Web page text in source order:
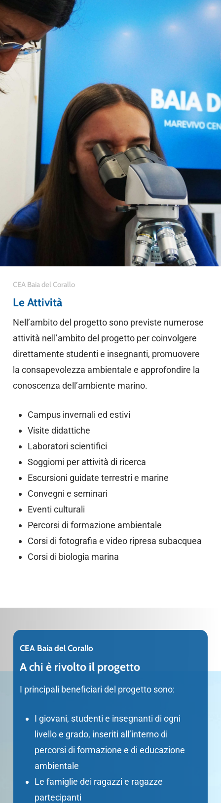
CEA Baia del Corallo
Le Attività
Nell’ambito del progetto sono previste numerose
attività nell’ambito del progetto per coinvolgere
direttamente studenti e insegnanti, promuovere
la consapevolezza ambientale e approfondire la
conoscenza dell’ambiente marino.
Campus invernali ed estivi
Visite didattiche
Laboratori scientifici
Soggiorni per attività di ricerca
Escursioni guidate terrestri e marine
Convegni e seminari
Eventi culturali
Percorsi di formazione ambientale
Corsi di fotografia e video ripresa subacquea
Corsi di biologia marina
CEA Baia del Corallo
A chi è rivolto il progetto
I principali beneficiari del progetto sono:
I giovani, studenti e insegnanti di ogni
livello e grado, inseriti all’interno di
percorsi di formazione e di educazione
ambientale
Le famiglie dei ragazzi e ragazze
partecipanti